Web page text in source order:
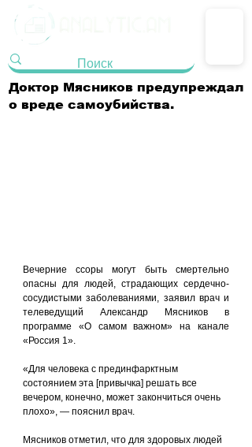
Доктор Мясников предупреждал
о вреде самоубийства.
Вечерние ссоры могут быть смертельно
опасны для людей, страдающих сердечно-
сосудистыми заболеваниями, заявил врач и
телеведущий Александр Мясников в
программе «О самом важном» на канале
«Россия 1».
«Для человека с прединфарктным
состоянием эта [привычка] решать все
вечером, конечно, может закончиться очень
плохо», — пояснил врач.
Мясников отметил, что для здоровых людей